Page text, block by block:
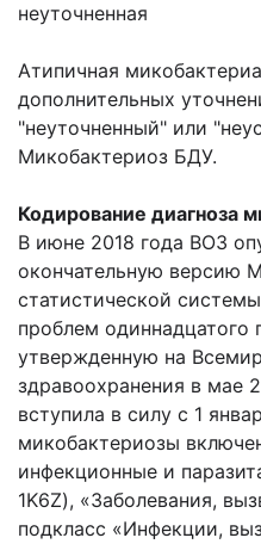
неуточненная
Атипичная
дополнительных
"неуточненный" или
Микобактериоз БДУ.
Кодирование диагноза
В июне 2018 года ВОЗ
окончательную версию
статистической
проблем одиннадцатого
утвержденную на
здравоохранения в мае
вступила в силу с 1
микобактериозы
инфекционные и
1K6Z), «Заболевания,
подкласс «Инфекции,